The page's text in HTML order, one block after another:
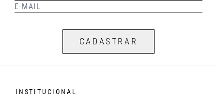
CADASTRAR
INSTITUCIONAL